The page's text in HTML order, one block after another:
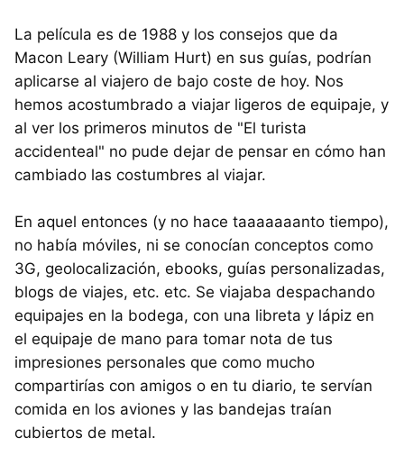
La película es de 1988 y los consejos que da
Macon Leary (William Hurt) en sus guías, podrían
aplicarse al viajero de bajo coste de hoy. Nos
hemos acostumbrado a viajar ligeros de equipaje, y
al ver los primeros minutos de "El turista
accidenteal" no pude dejar de pensar en cómo han
cambiado las costumbres al viajar.
En aquel entonces (y no hace taaaaaaanto tiempo),
no había móviles, ni se conocían conceptos como
3G, geolocalización, ebooks, guías personalizadas,
blogs de viajes, etc. etc. Se viajaba despachando
equipajes en la bodega, con una libreta y lápiz en
el equipaje de mano para tomar nota de tus
impresiones personales que como mucho
compartirías con amigos o en tu diario, te servían
comida en los aviones y las bandejas traían
cubiertos de metal.